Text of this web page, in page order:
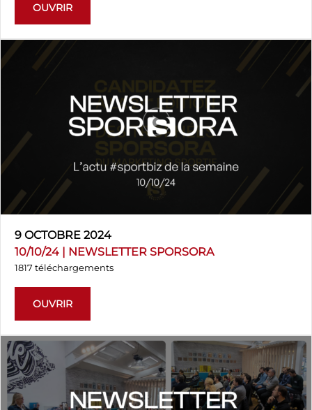
OUVRIR
9 OCTOBRE 2024
10/10/24 | NEWSLETTER SPORSORA
1817 téléchargements
OUVRIR